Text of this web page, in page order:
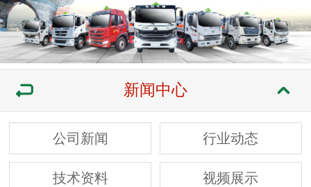
新闻中心
公司新闻 行业动态
技术资料 视频展示